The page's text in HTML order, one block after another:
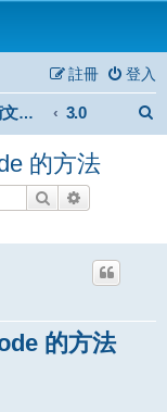
登入
註冊
phpBB 技術文件與知識庫 3.0
的方法
搜尋
的方法